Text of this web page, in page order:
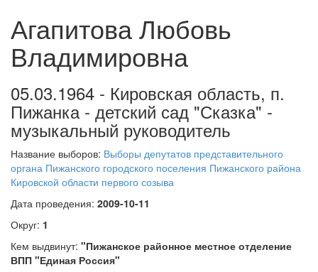
Агапитова Любовь
Владимировна
05.03.1964 - Кировская область, п.
Пижанка - детский сад "Сказка" -
музыкальный руководитель
Название выборов: Выборы депутатов представительного
органа Пижанского городского поселения Пижанского района
Кировской области первого созыва
Дата проведения: 2009-10-11
Округ: 1
Кем выдвинут: "Пижанское районное местное отделение
ВПП "Единая Россия"